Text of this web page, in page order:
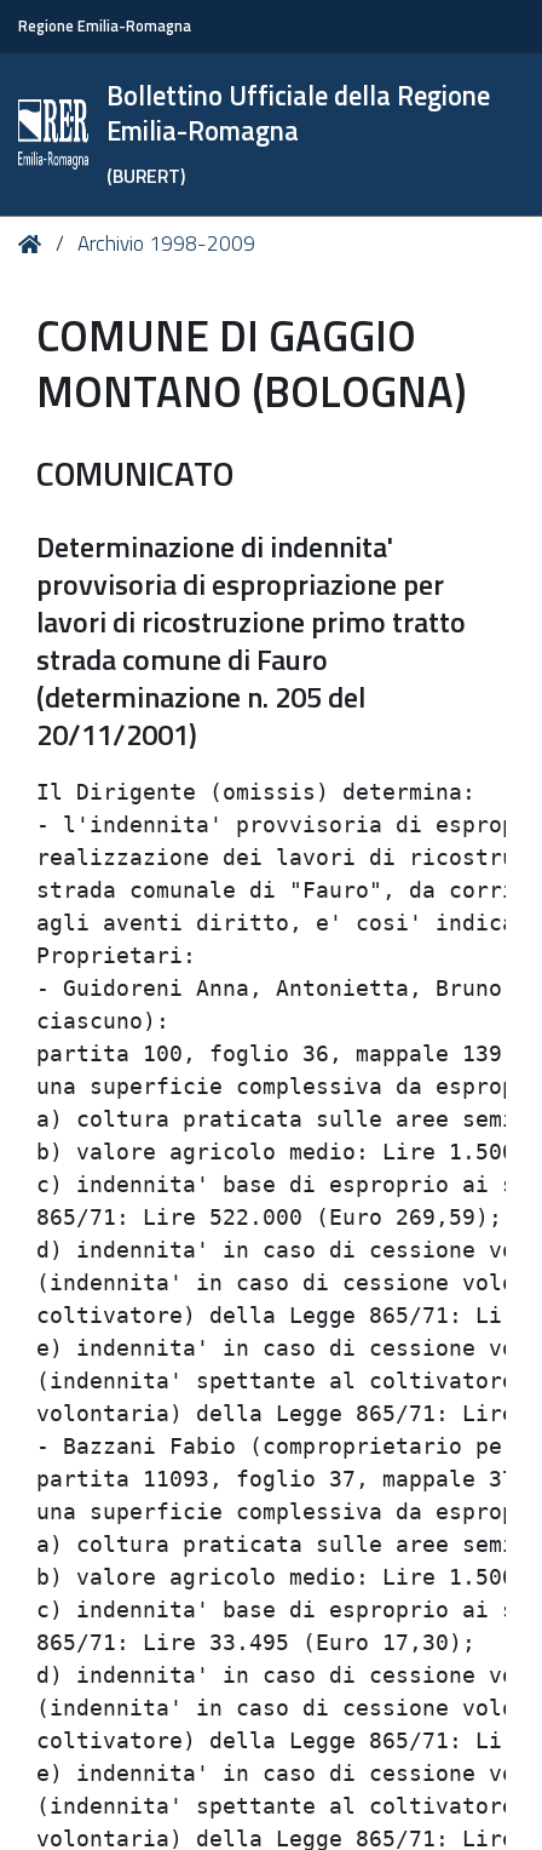
Regione Emilia-Romagna
Bollettino Ufficiale della Regione
Emilia-Romagna
(BURERT)
Tu HomeArchivio 1998-2009
COMUNE DI GAGGIO
MONTANO (BOLOGNA)
COMUNICATO
Determinazione di indennita'
provvisoria di espropriazione per
lavori di ricostruzione primo tratto
strada comune di Fauro
(determinazione n. 205 del
20/11/2001)
Il Dirigente (omissis) determina:                                               
- l'indennita' provvisoria di espropriazione occorrente alla                    
realizzazione dei lavori di ricostruzione del primo tratto della                
strada comunale di "Fauro", da corrispondere a titolo provvisorio               
agli aventi diritto, e' cosi' indicata.                                         
Proprietari:                                                                    
- Guidoreni Anna, Antonietta, Bruno, Erminia e Rodolfo (per 1/5                 
ciascuno):                                                                      
partita 100, foglio 36, mappale 139 parte, mq. da espropriare 348 per           
una superficie complessiva da espropriare pari a mq. 348:                       
a) coltura praticata sulle aree seminativo di collina;                          
b) valore agricolo medio: Lire 1.500;                                           
c) indennita' base di esproprio ai sensi dell'art. 16 della Legge               
865/71: Lire 522.000 (Euro 269,59);                                             
d) indennita' in caso di cessione volontaria ai sensi dell'art. 12              
(indennita' in caso di cessione volontaria di soggetto non                      
coltivatore) della Legge 865/71: Lire 783.000;                                  
e) indennita' in caso di cessione volontaria ai sensi dell'art. 17              
(indennita' spettante al coltivatore diretto, in caso di cessione               
volontaria) della Legge 865/71: Lire 1.566.000;                                 
- Bazzani Fabio (comproprietario per 1/3):                                      
partita 11093, foglio 37, mappale 374 per una superficie di mq. 67 ed           
una superficie complessiva da espropriare pari a mq. 22,33:                     
a) coltura praticata sulle aree seminativo di collina;                          
b) valore agricolo medio: Lire 1.500;                                           
c) indennita' base di esproprio ai sensi dell'art. 16 della Legge               
865/71: Lire 33.495 (Euro 17,30);                                               
d) indennita' in caso di cessione volontaria ai sensi dell'art. 12              
(indennita' in caso di cessione volontaria di soggetto non                      
coltivatore) della Legge 865/71: Lire 50.242;                                   
e) indennita' in caso di cessione volontaria ai sensi dell'art. 17              
(indennita' spettante al coltivatore diretto, in caso di cessione               
volontaria) della Legge 865/71: Lire 100.485;                                   
- Bazzani Fabio (proprietario):                                                 
partita 1, foglio 37, mappale 369 per una superficie da espropriare             
di mq. 157 per una superficie complessiva da espropriare pari a mq.             
157:                                                                            
a) coltura praticata sulle aree seminativo di collina;                          
b) valore agricolo medio: Lire 1.500;                                           
c) indennita' base di esproprio ai sensi dell'art. 16 della Legge               
865/71: Lire 235.000 (Euro 121,63);                                             
d) indennita' in caso di cessione volontaria ai sensi dell'art. 12              
(indennita' in caso di cessione volontaria di soggetto non                      
coltivatore) della Legge 865/71: Lire 353.250;                                  
e) indennita' in caso di cessione volontaria ai sensi dell'art. 17              
(indennita' spettante al coltivatore diretto, in caso di cessione               
volontaria) della Legge 865/71: Lire 706.500;                                   
- Bernardi Gianfranco (proprietario)                                            
partita 7174, foglio 37, mappale 367 per una superficie da                      
espropriare di mq. 166 per una superficie complessiva da espropriare            
pari a mq. 166:                                                                 
a) coltura praticata sulle aree seminativo di collina;                          
b) valore agricolo medio: Lire 1.500;                                           
c) indennita' base di esproprio ai sensi dell'art. 16 della Legge               
865/71: Lire 249.000 (Euro 128,60);                                             
d) indennita' in caso di cessione volontaria ai sensi dell'art. 12